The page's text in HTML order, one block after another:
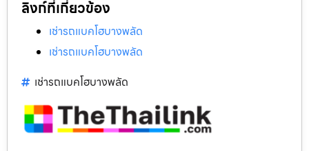
ลิงก์ที่เกี่ยวข้อง
เช่ารถแบคโฮบางพลัด
เช่ารถแบคโฮบางพลัด
เช่ารถแบคโฮบางพลัด